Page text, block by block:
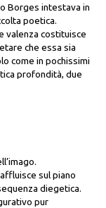
Borges intestava in
poetica.
valenza costituisce
che essa sia
come in pochissimi
profondità, due
sul piano
diegetica.
pur